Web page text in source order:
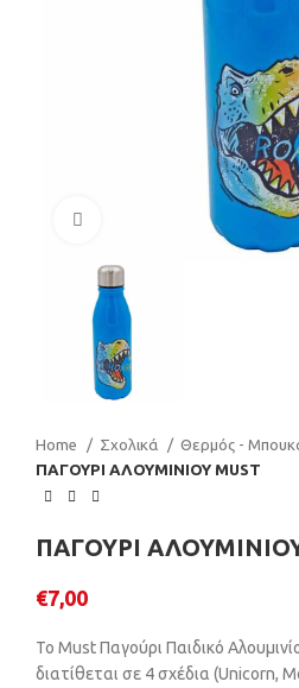
Click to enlarge
Home Σχολικά
Θερμός -
ΠΑΓΟΥΡΙ ΑΛΟΥΜΙΝΙΟΥ MUST
ΠΑΓΟΥΡΙ
€7,00
Το Must Παγούρι Παιδικό
διατίθεται σε 4 σχέδια (Unicorn,